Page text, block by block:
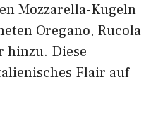
Mozzarella-Kugeln
Oregano, Rucola
hinzu. Diese
Flair auf